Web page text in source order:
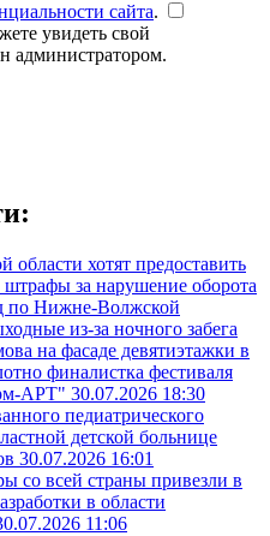
сайта.
увидеть свой
администратором.
хотят предоставить
за нарушение оборота
по Нижне-Волжской
из-за ночного забега
на фасаде девятиэтажки в
финалистка фестиваля
АРТ" 30.07.2026 18:30
педиатрического
детской больнице
30.07.2026 16:01
со всей страны привезли в
в области
11:06